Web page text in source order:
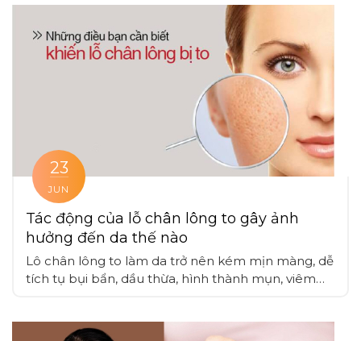
23
JUN
Tác động của lỗ chân lông to gây ảnh
hưởng đến da thế nào
Lô chân lông to làm da trở nên kém mịn màng, dễ
tích tụ bụi bẩn, dầu thừa, hình thành mụn, viêm
trạng này, cùng các liệu pháp điều trị da khác